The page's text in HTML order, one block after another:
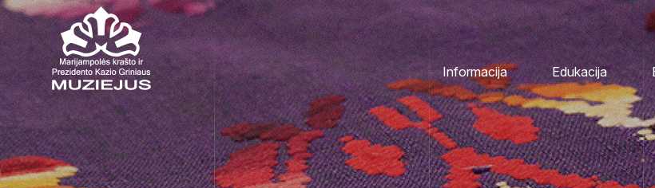
Informacija Edukacija